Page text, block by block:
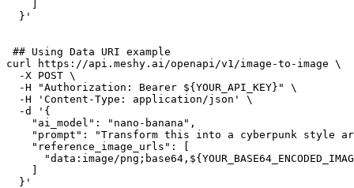
  }'
## Using Data URI example
curl
https://api.meshy.ai/openapi/v1/image-to-image \
-X POST \
-H
"Authorization: Bearer ${YOUR_API_KEY}"
\
-H
'Content-Type: application/json'
\
-d
'{
    "ai_model": "nano-banana",
"prompt": "Transform this into a cyberpunk style
    "reference_image_urls": [
"data:image/
  }'